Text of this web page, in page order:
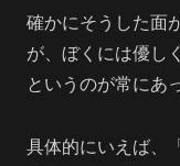
確かにそうした面
が、ぼくには優し
というのが常にあ
具体的にいえば、